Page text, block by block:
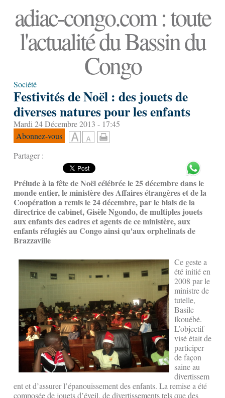
adiac-congo.com : toute
l'actualité du Bassin du
Congo
Société
Festivités de Noël : des jouets de
diverses natures pour les enfants
Mardi 24 Décembre 2013 - 17:45
Abonnez-vous
Partager :
Prélude à la fête de Noël célébrée le 25 décembre dans le
monde entier, le ministère des Affaires étrangères et de la
Coopération a remis le 24 décembre, par le biais de la
directrice de cabinet, Gisèle Ngondo, de multiples jouets
aux enfants des cadres et agents de ce ministère, aux
enfants réfugiés au Congo ainsi qu'aux orphelinats de
Brazzaville
Ce geste a
été initié en
2008 par le
ministre de
tutelle,
Basile
Ikouébé.
L’objectif
visé était de
participer
de façon
saine au
divertissem
ent et d’assurer l’épanouissement des enfants. La remise a été
composée de jouets d’éveil, de divertissements tels que des